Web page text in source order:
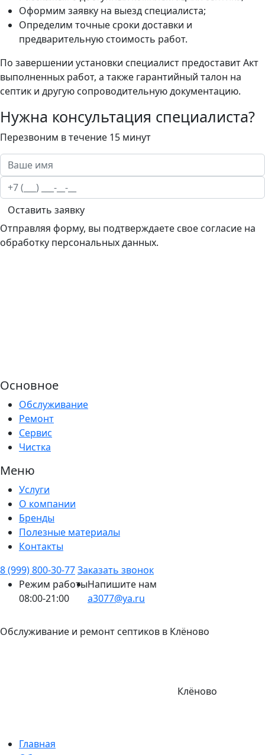
Оформим заявку на выезд специалиста;
Определим точные сроки доставки и
предварительную стоимость работ.
По завершении установки специалист предоставит Акт
выполненных работ, а также гарантийный талон на
септик и другую сопроводительную документацию.
Нужна консультация специалиста?
Перезвоним в течение 15 минут
Оставить заявку
Отправляя форму, вы подтверждаете свое согласие на
обработку персональных данных.
Основное
Обслуживание
Ремонт
Сервис
Чистка
Меню
Услуги
О компании
Бренды
Полезные материалы
Контакты
8 (999) 800-30-77Заказать звонок
Режим работы
08:00-21:00
Напишите нам
a3077@ya.ru
Обслуживание и ремонт септиков в Клёново
Клёново
Главная